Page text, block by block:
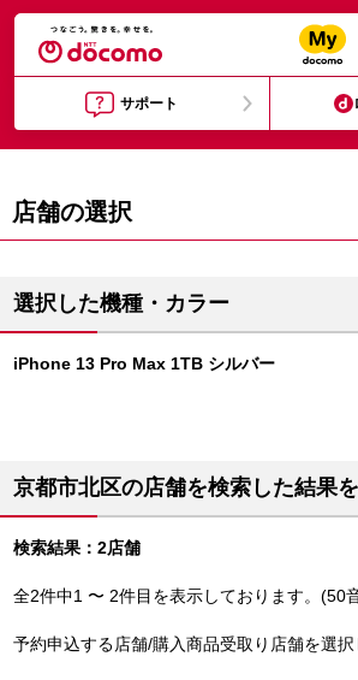
サポート
店舗の選択
選択した機種・カラー
iPhone 13 Pro Max 1TB シルバー
京都市北区の店舗を検索した結果
検索結果：2店舗
全2件中1 〜 2件目を表示しております。(50
予約申込する店舗/購入商品受取り店舗を選択